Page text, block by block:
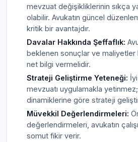
mevzuat değişikliklerinin sıkça
olabilir. Avukatın güncel
kritik bir avantajdır.
Davalar Hakkında Şeffaflık:
beklenen sonuçlar ve maliyetler
net bilgi vermelidir.
Strateji Geliştirme Yeteneği:
mevzuatı uygulamakla
dinamiklerine göre strateji
Müvekkil Değerlendirmeleri:
değerlendirmeleri, avukatın
somut fikir verir.